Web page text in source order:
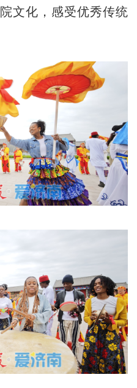
文化，感受优秀传统